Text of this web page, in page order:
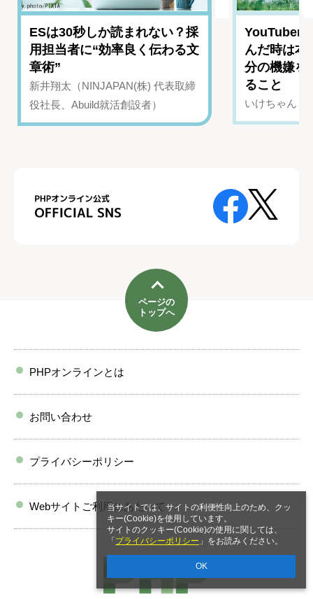
当サイトでは、サイトの利便性向上のため、クッ
キー(Cookie)を使用しています。
サイトのクッキー(Cookie)の使用に関しては、
「 プライバシーポリシー 」をお読みください。
OK
ESは30秒しか読まれない？採
用担当者に“効率良く伝わる文
章術”
新井翔太（NINJAPAN(株) 代表取締
役社長、Abuild就活創設者）
YouTuber
んだ時は
分の機嫌を
ること
いけちゃん（
ページの
トップへ
PHPオンラインとは
お問い合わせ
プライバシーポリシー
Webサイトご利用にあたって